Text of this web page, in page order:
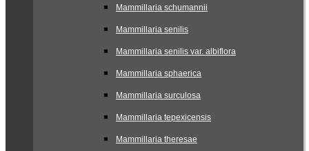
Mammillaria schumannii
Mammillaria senilis
Mammillaria senilis var. albiflora
Mammillaria sphaerica
Mammillaria surculosa
Mammillaria tepexicensis
Mammillaria theresae